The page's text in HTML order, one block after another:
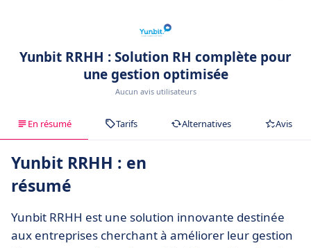
Yunbit RRHH : Solution RH complète pour
une gestion optimisée
Aucun avis utilisateurs
En résumé Tarifs Alternatives Avis
Yunbit RRHH : en
résumé
Yunbit RRHH est une solution innovante destinée
aux entreprises cherchant à améliorer leur gestion